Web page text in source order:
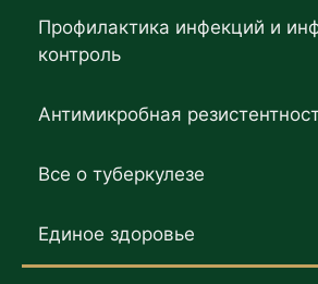
Профилактика инфекций и
контроль
Антимикробная
Все о туберкулезе
Единое здоровье